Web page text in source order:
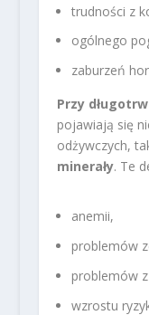
trudności z
ogólnego
zaburzeń
Przy
pojawiają się
odżywczych,
minerały. Te
anemii,
problemów
problemów
wzrostu